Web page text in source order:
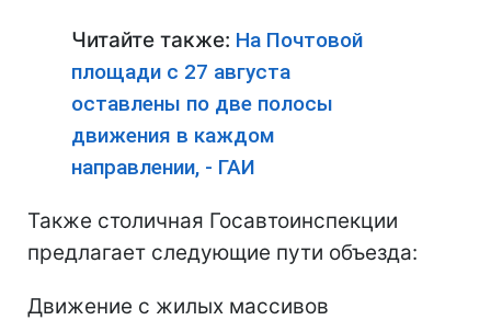
Читайте также: На Почтовой
площади с 27 августа
оставлены по две полосы
движения в каждом
направлении, - ГАИ
Также столичная Госавтоинспекции
предлагает следующие пути объезда:
Движение с жилых массивов